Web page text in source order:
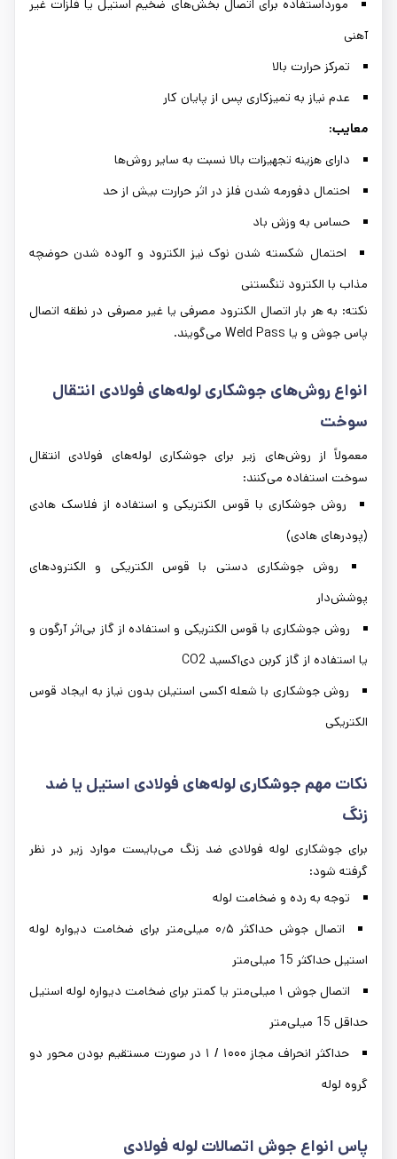
مورداستفاده برای اتصال بخش‌های ضخیم استیل یا فلزات غیر
آهنی
تمرکز حرارت بالا
عدم نیاز به تمیزکاری پس از پایان کار
معایب:
دارای هزینه تجهیزات بالا نسبت به سایر روش‌ها
احتمال دفورمه شدن فلز در اثر حرارت بیش از حد
حساس به وزش باد
احتمال شکسته شدن نوک نیز الکترود و آلوده شدن حوضچه
مذاب با الکترود تنگستنی
نکته: به هر بار اتصال الکترود مصرفی یا غیر مصرفی در نطقه اتصال
پاس جوش و یا Weld Pass می‌گویند.
انواع روش‌های جوشکاری لوله‌های فولادی انتقال
سوخت
معمولاً از روش‌های زیر برای جوشکاری لوله‌های فولادی انتقال
سوخت استفاده می‌کنند:
روش جوشکاری با قوس الکتریکی و استفاده از فلاسک هادی
(پودرهای هادی)
روش جوشکاری دستی با قوس الکتریکی و الکترود‌های
پوشش‌دار
روش جوشکاری با قوس الکتریکی و استفاده از گاز بی‌اثر آرگون و
یا استفاده از گاز کربن دی‌اکسید CO2
روش جوشکاری با شعله اکسی استیلن بدون نیاز به ایجاد قوس
الکتریکی
نکات مهم جوشکاری لوله‌های فولادی استیل یا ضد
زنگ
برای جوشکاری لوله‌ فولادی ضد زنگ می‌بایست موارد زیر در نظر
گرفته شود:
توجه به رده و ضخامت لوله
اتصال جوش حداکثر ۰٫۵ میلی‌متر برای ضخامت دیواره لوله
استیل حداکثر 15 میلی‌متر
اتصال جوش ۱ میلی‌متر یا کمتر برای ضخامت دیواره لوله استیل
حداقل 15 میلی‌متر
حداکثر انحراف مجاز ۱۰۰۰ / ۱ در صورت مستقیم بودن محور دو
گروه لوله
پاس‌ انواع جوش اتصالات لوله فولادی